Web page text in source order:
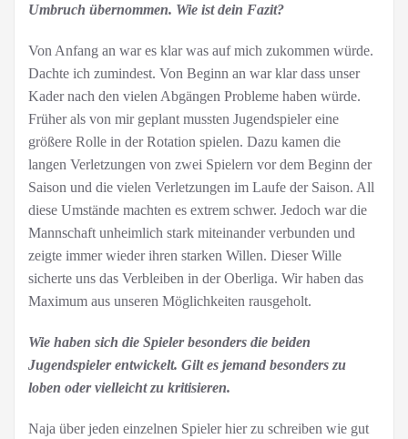
Umbruch übernommen. Wie ist dein Fazit?
Von Anfang an war es klar was auf mich zukommen würde.
Dachte ich zumindest. Von Beginn an war klar dass unser
Kader nach den vielen Abgängen Probleme haben würde.
Früher als von mir geplant mussten Jugendspieler eine
größere Rolle in der Rotation spielen. Dazu kamen die
langen Verletzungen von zwei Spielern vor dem Beginn der
Saison und die vielen Verletzungen im Laufe der Saison. All
diese Umstände machten es extrem schwer. Jedoch war die
Mannschaft unheimlich stark miteinander verbunden und
zeigte immer wieder ihren starken Willen. Dieser Wille
sicherte uns das Verbleiben in der Oberliga. Wir haben das
Maximum aus unseren Möglichkeiten rausgeholt.
Wie haben sich die Spieler besonders die beiden
Jugendspieler entwickelt. Gilt es jemand besonders zu
loben oder vielleicht zu kritisieren.
Naja über jeden einzelnen Spieler hier zu schreiben wie gut